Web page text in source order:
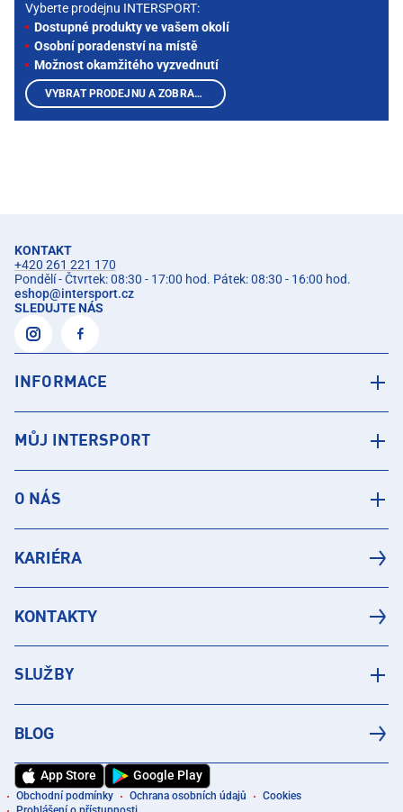
Vyberte prodejnu INTERSPORT:
Dostupné produkty ve vašem okolí
Osobní poradenství na místě
Možnost okamžitého vyzvednutí
VYBRAT PRODEJNU A ZOBRAZIT PRODUKTY
KONTAKT
+420 261 221 170
Pondělí - Čtvrtek: 08:30 - 17:00 hod. Pátek: 08:30 - 16:00 hod.
eshop@intersport.cz
SLEDUJTE NÁS
INFORMACE
MŮJ INTERSPORT
O NÁS
KARIÉRA
KONTAKTY
SLUŽBY
BLOG
App Store Google Play
Obchodní podmínky Ochrana osobních údajů
Cookies